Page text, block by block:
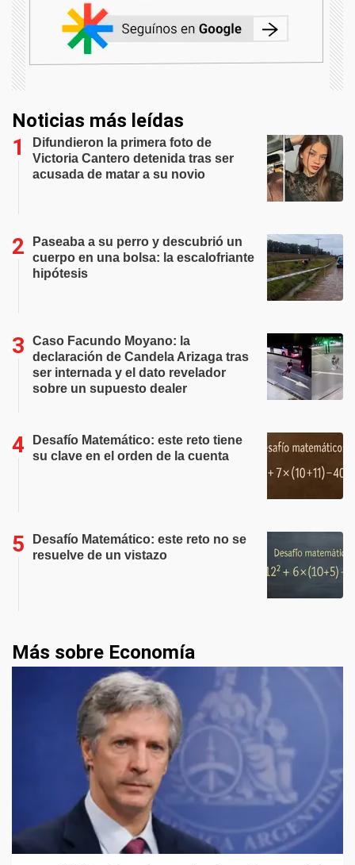
Noticias más leídas
Difundieron la primera foto de
Victoria Cantero detenida tras ser
acusada de matar a su novio
Paseaba a su perro y descubrió un
cuerpo en una bolsa: la escalofriante
hipótesis
Caso Facundo Moyano: la
declaración de Candela Arizaga tras
ser internada y el dato revelador
sobre un supuesto dealer
Desafío Matemático: este reto tiene
su clave en el orden de la cuenta
Desafío Matemático: este reto no se
resuelve de un vistazo
Más sobre Economía